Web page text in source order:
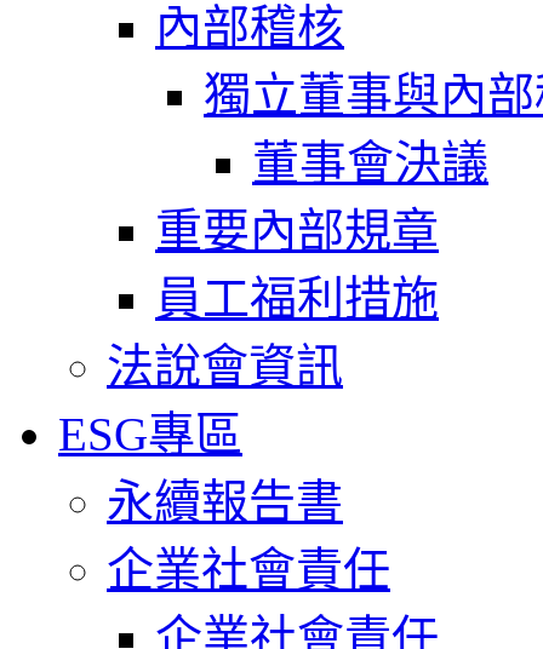
內部稽核
獨立董事與內
董事會決議
重要內部規章
員工福利措施
法說會資訊
ESG專區
永續報告書
企業社會責任
企業社會責任